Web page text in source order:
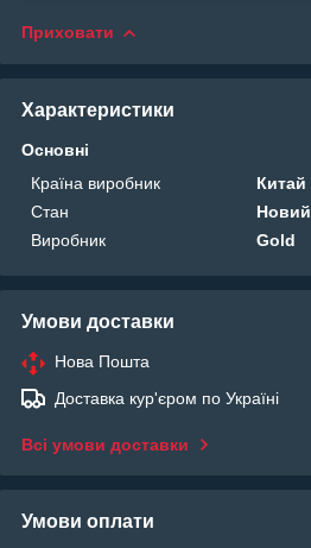
Приховати
Характеристики
Основні
Країна виробник
Китай
Стан
Новий
Виробник
Gold
Умови доставки
Нова Пошта
Доставка кур'єром по Україні
Всі умови доставки
Умови оплати